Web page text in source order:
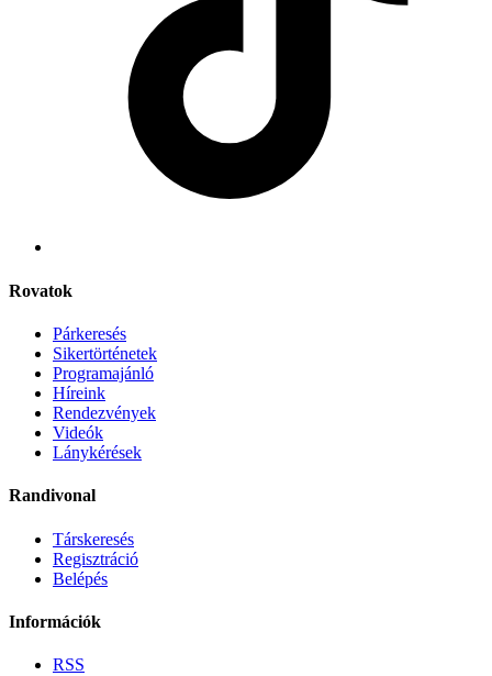
Rovatok
Párkeresés
Sikertörténetek
Programajánló
Híreink
Rendezvények
Videók
Lánykérések
Randivonal
Társkeresés
Regisztráció
Belépés
Információk
RSS